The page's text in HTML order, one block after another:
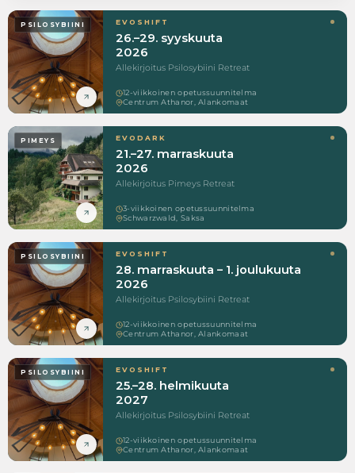
PSILOSYBIINI EVOSHIFT
26.–29. syyskuuta
2026
Allekirjoitus Psilosybiini Retreat
12-viikkoinen opetussuunnitelma
Centrum Athanor, Alankomaat
PIMEYS EVODARK
21.–27. marraskuuta
2026
Allekirjoitus Pimeys Retreat
3-viikkoinen opetussuunnitelma
Schwarzwald, Saksa
PSILOSYBIINI EVOSHIFT
28. marraskuuta – 1. joulukuuta
2026
Allekirjoitus Psilosybiini Retreat
12-viikkoinen opetussuunnitelma
Centrum Athanor, Alankomaat
PSILOSYBIINI EVOSHIFT
25.–28. helmikuuta
2027
Allekirjoitus Psilosybiini Retreat
12-viikkoinen opetussuunnitelma
Centrum Athanor, Alankomaat